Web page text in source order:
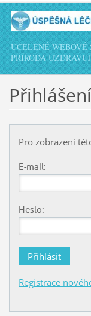
UCELENÉ
PŘÍRODA
Přihlášení
Pro zobrazení
E-mail:
Heslo:
Registrace